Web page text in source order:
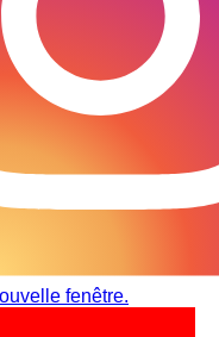
fenêtre.